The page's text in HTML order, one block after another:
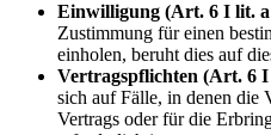
Einwilligung (Art. 6 I lit.
Zustimmung für einen
einholen, beruht dies auf
Vertragspflichten (Art. 6
sich auf Fälle, in denen die
Vertrags oder für die